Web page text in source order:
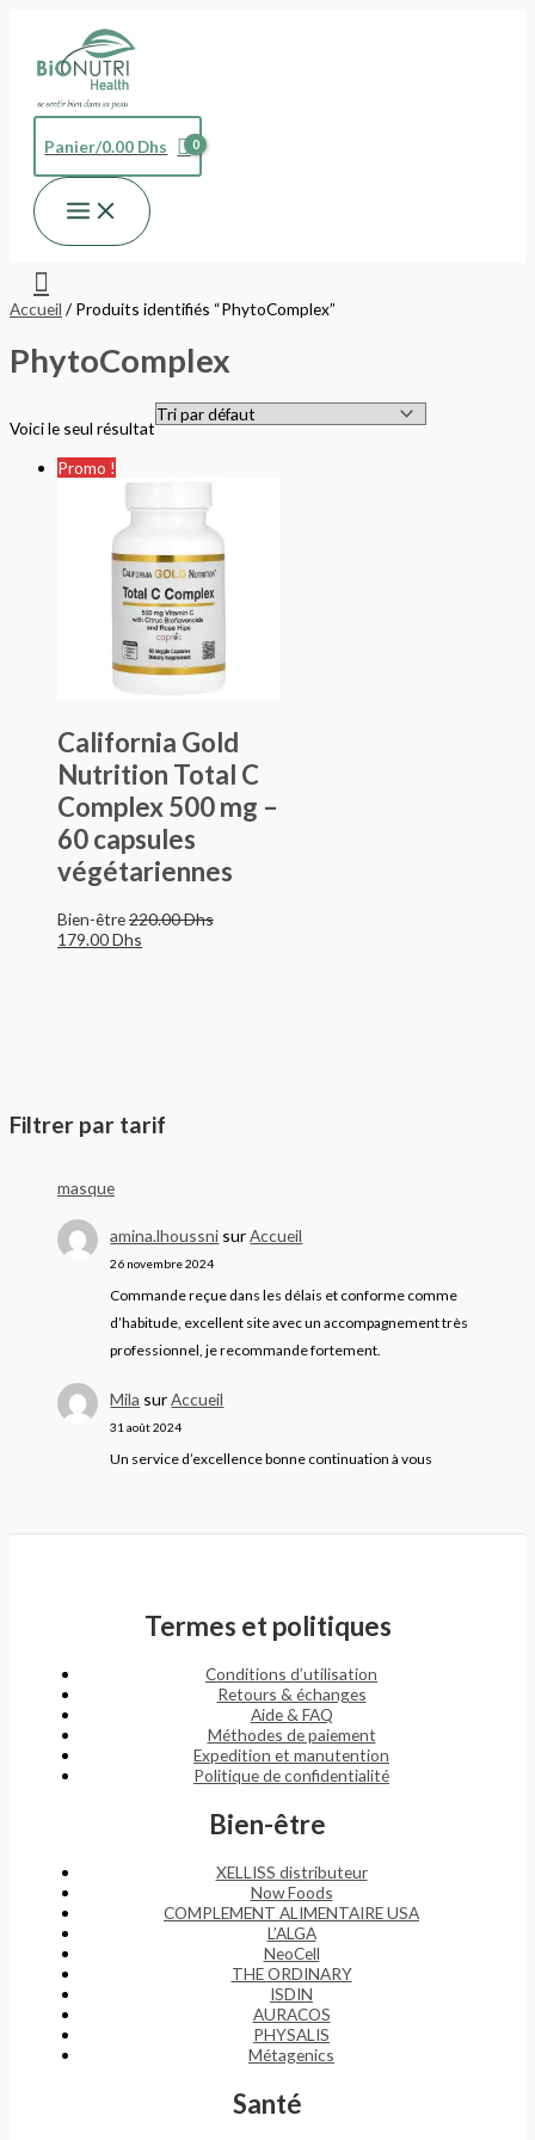
contenu
Panier/0.00 Dhs
Rechercher
Filtrer par tarif
masque
amina.lhoussni surAccueil
26 novembre 2024
Commande reçue dans les délais et conforme comme
d’habitude, excellent site avec un accompagnement très
professionnel, je recommande fortement.
Mila surAccueil
31 août 2024
Un service d’excellence bonne continuation à vous
Accueil / Produits identifiés “PhytoComplex”
PhytoComplex
Voici le seul résultat
Promo !
California Gold
Nutrition Total C
Complex 500 mg –
60 capsules
végétariennes
Bien-être220.00Dhs
Le
220.00 Dhs.
179.00Dhs
actuel
Termes et politiques
Conditions d’utilisation
Retours & échanges
Aide & FAQ
Méthodes de paiement
Expedition et manutention
Politique de confidentialité
Bien-être
XELLISS distributeur
Now Foods
COMPLEMENT ALIMENTAIRE USA
L’ALGA
NeoCell
THE ORDINARY
ISDIN
AURACOS
PHYSALIS
Métagenics
Santé